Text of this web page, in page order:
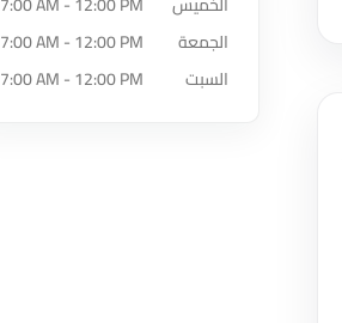
الجمعة
7:00 AM - 12:00 PM
السبت
7:00 AM - 12:00 PM